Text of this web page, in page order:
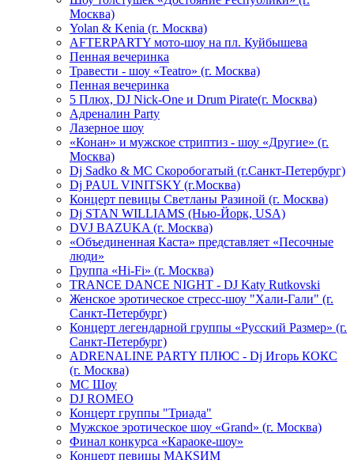
Москва)
Yolan & Kenia (г. Москва)
AFTERPARTY мото-шоу на пл. Куйбышева
Пенная вечеринка
Травести - шоу «Teatro» (г. Москва)
Пенная вечеринка
5 Плюх, DJ Nick-One и Drum Pirate(г. Москва)
Адреналин Party
Лазерное шоу
«Конан» и мужское стриптиз - шоу «Другие» (г.
Москва)
Dj Sadko & МС Скоробогатый (г.Санкт-Петербург)
Dj PAUL VINITSKY (г.Москва)
Концерт певицы Светланы Разиной (г. Москва)
Dj STAN WILLIAMS (Нью-Йорк, USA)
DVJ BAZUKA (г. Москва)
«Объединенная Каста» представляет «Песочные
люди»
Группа «Hi-Fi» (г. Москва)
TRANCE DANCE NIGHT - DJ Katy Rutkovski
Женское эротическое стресс-шоу "Хали-Гали" (г.
Санкт-Петербург)
Концерт легендарной группы «Русский Размер» (г.
Санкт-Петербург)
ADRENALINE PARTY ПЛЮС - Dj Игорь КОКС
(г. Москва)
MC Шоу
DJ ROMEO
Концерт группы "Триада"
Мужское эротическое шоу «Grand» (г. Москва)
Финал конкурса «Караоке-шоу»
Концерт певицы МАКSИМ